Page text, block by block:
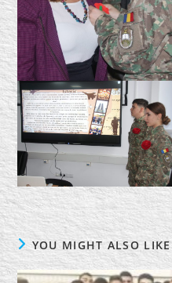
YOU MIGHT ALSO LIKE